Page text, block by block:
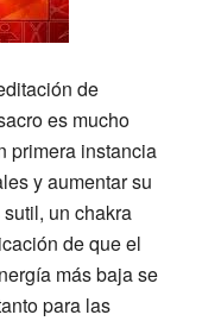
de
es mucho
primera instancia
y aumentar su
un chakra
de que el
más baja se
para las